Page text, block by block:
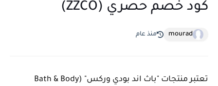
كود خصم حصري (ZZCO)
mourad منذ عام
تعتبر منتجات "باث اند بودي وركس" (Bath & Body